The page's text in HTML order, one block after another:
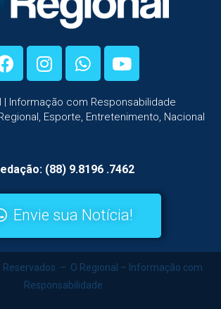
| Informação com Responsabilidade
Esporte, Entretenimento, Nacional
(88) 9.8196 .7462
Envie sua Notícia!
Reservados – O Regional – Informação com
Responsabilidade